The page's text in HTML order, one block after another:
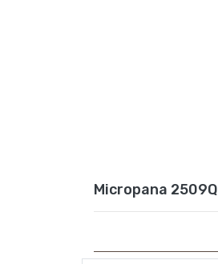
Micropana 2509Q